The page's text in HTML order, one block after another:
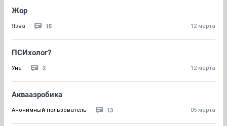
Жор
Язва 15 12 марта
ПСИхолог?
Уна 2 12 марта
Аквааэробика
Анонимный пользователь 13 05 марта